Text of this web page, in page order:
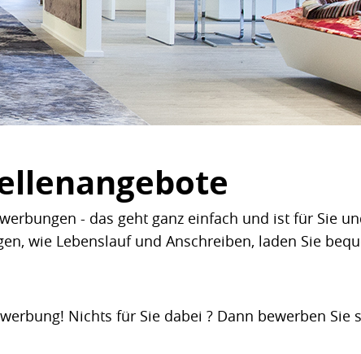
- das geht ganz einfach und ist für Sie
wie Lebenslauf und Anschreiben, laden Sie
Nichts für Sie dabei ? Dann bewerben Sie